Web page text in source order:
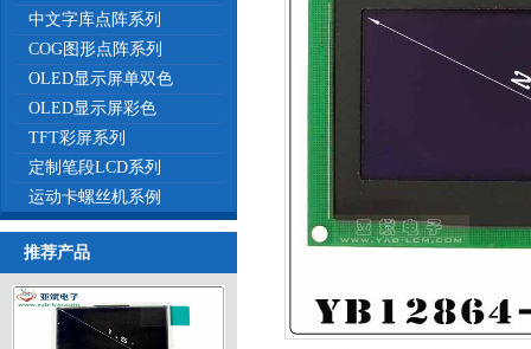
中文字库点阵系列
COG图形点阵系列
OLED显示屏单双色
OLED显示屏彩色
TFT彩屏系列
定制笔段LCD系列
运动卡螺丝机系例
推荐产品